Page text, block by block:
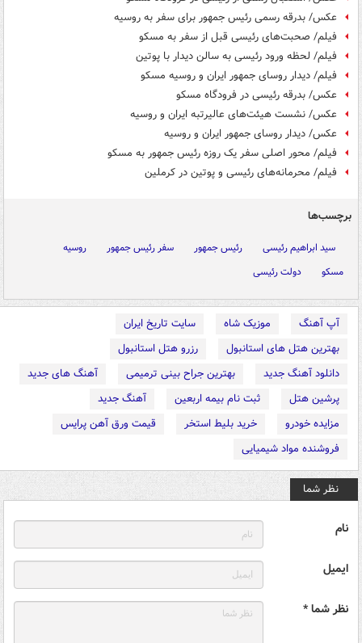
عکس/ بدرقه رسمی رئیس جمهور برای سفر به روسیه
فیلم/ صحبت‌های رئیسی قبل از سفر به مسکو
فیلم/ لحظه ورود رئیسی به سالن دیدار با پوتین
فیلم/ دیدار روسای جمهور ایران و روسیه مسکو
عکس/ بدرقه رئیسی در فرودگاه مسکو
عکس/ نشست هیئت‌های عالیرتبه ایران و روسیه
عکس/ دیدار روسای جمهور ایران و روسیه
فیلم/ محور اصلی سفر یک روزه رئیس جمهور به مسکو
فیلم/ محرمانه‌های رئیسی و پوتین در کرملین
برچسب‌ها
سید ابراهیم رئیسی رئیس جمهور سفر رئیس جمهور
روسیه
مسکو
دولت رئیسی
آپ آهنگ موزیک شاه
سایت تاریخ ایران
بهترین هتل های استانبول
رزرو هتل استانبول
دانلود آهنگ جدید
بهترین جراح بینی ترمیمی
آهنگ های جدید
پرشین هتل
ثبت نام بیمه اربعین
آهنگ جدید
مزایده خودرو
خرید بلیط استخر
قیمت ورق آهن پرایس
فروشنده مواد شیمیایی
نظر شما
نام
ایمیل
نظر شما *